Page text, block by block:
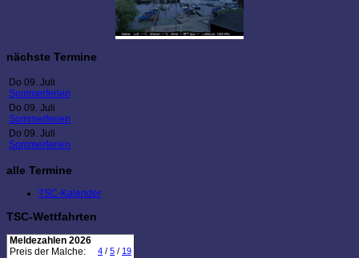
nächste Termine
Do 09. Juli
Sommerferien
Do 09. Juli
Sommerferien
Do 09. Juli
Sommerferien
alle Termine
TSC-Kalender
TSC-Wettfahrten
Meldezahlen 2026
Preis der Malche:
4 / 5 / 19